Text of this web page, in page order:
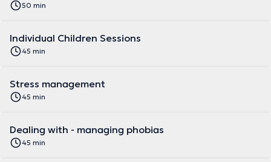
50 min
Individual Children Sessions
45 min
Stress management
45 min
Dealing with - managing phobias
45 min